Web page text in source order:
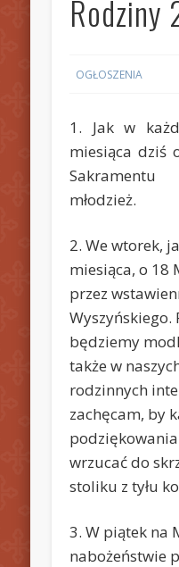
Rodziny
OGŁOSZENIA
1. Jak w
miesiąca dziś
Sakramentu
młodzież.
2. We wtorek,
miesiąca, o 18
przez
Wyszyńskiego.
będziemy
także w
rodzinnych
zachęcam, by
wrzucać do
stoliku z tyłu
3. W piątek na
nabożeństwie